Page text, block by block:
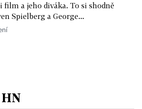
film a jeho diváka. To si shodně
Spielberg a George...